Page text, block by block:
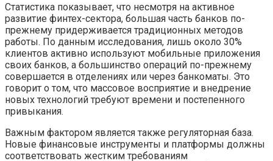
Статистика показывает, что несмотря на активное
развитие финтех-сектора, большая часть банков по-
прежнему придерживается традиционных методов
работы. По данным исследования, лишь около 30%
клиентов активно используют мобильные приложения
своих банков, а большинство операций по-прежнему
совершается в отделениях или через банкоматы. Это
говорит о том, что массовое восприятие и внедрение
новых технологий требуют времени и постепенного
привыкания.
Важным фактором является также регуляторная база.
Новые финансовые инструменты и платформы должны
соответствовать жестким требованиям